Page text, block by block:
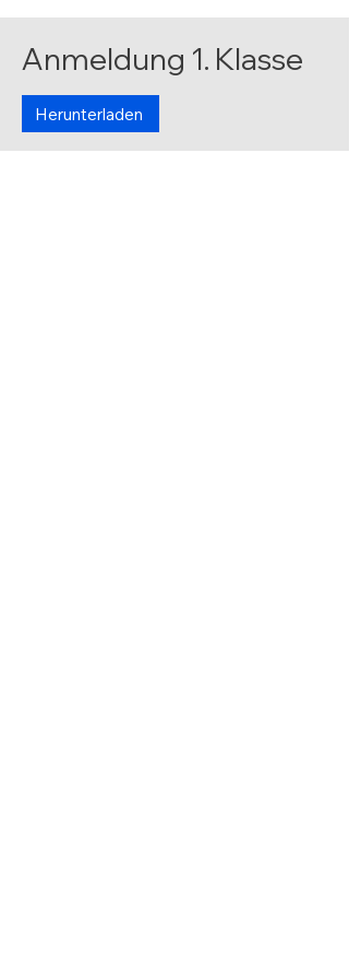
Anmeldung 1. Klasse
Herunterladen